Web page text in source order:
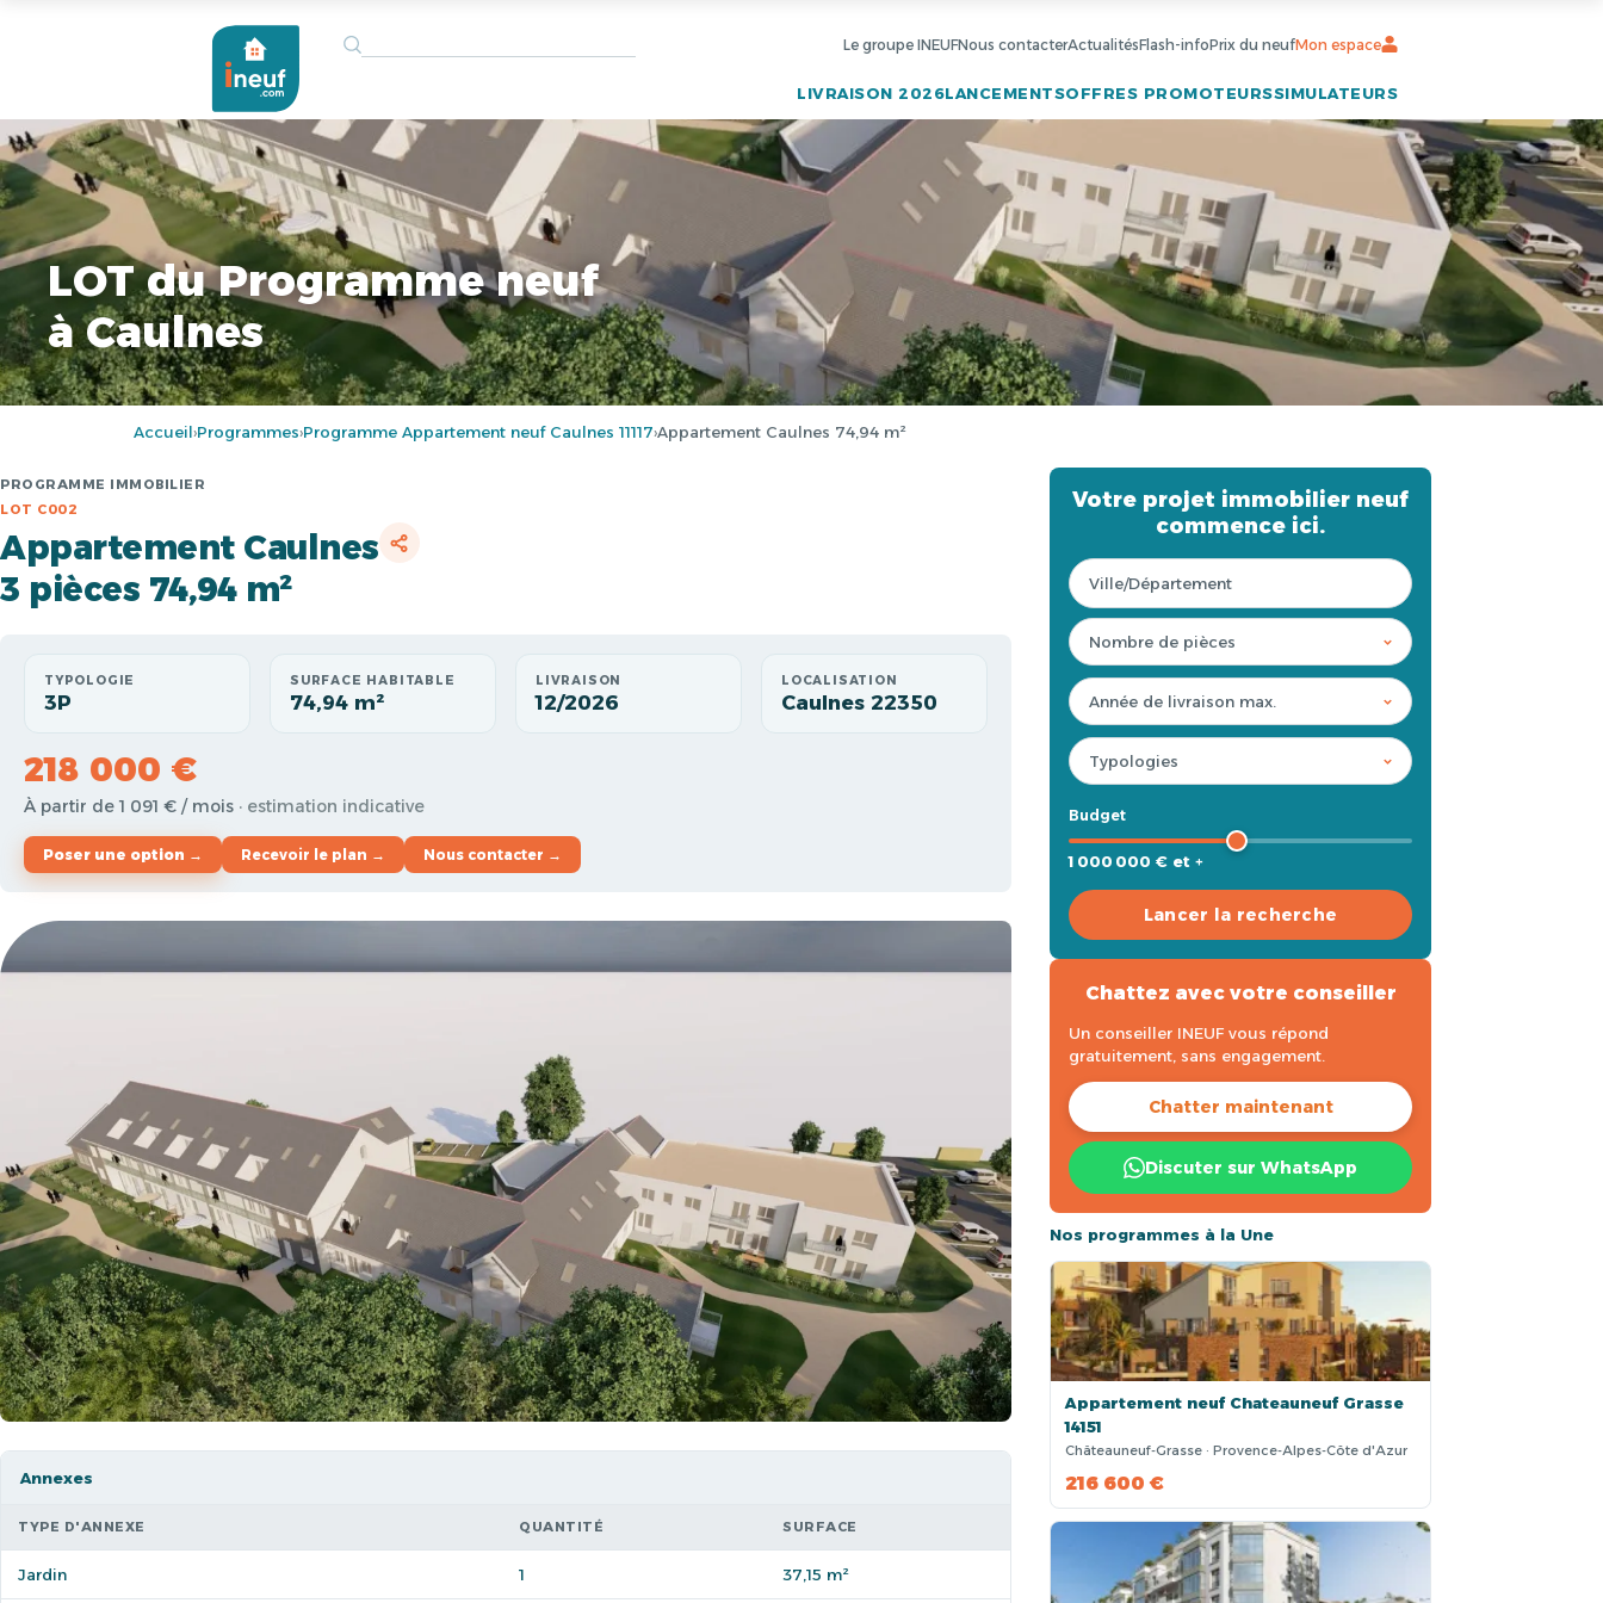
Le groupe INEUFNous contacterActualitésFlash-infoPrix du neufMon espace
LIVRAISON 2026LANCEMENTSOFFRES PROMOTEURSSIMULATEURS
LOT du Programme neuf
à Caulnes
Accueil›Programmes›Programme Appartement neuf Caulnes 11117›Appartement Caulnes 74,94 m²
PROGRAMME IMMOBILIER
LOT C002
Appartement Caulnes
3 pièces 74,94 m²
TYPOLOGIE
3P
SURFACE HABITABLE
74,94 m²
LIVRAISON
12/2026
LOCALISATION
Caulnes 22350
218 000 €
À partir de 1 091 € / mois · estimation indicative
Poser une option → Recevoir le plan → Nous contacter →
Annexes
TYPE D'ANNEXE QUANTITÉ SURFACE
Jardin 1 37,15 m²
Votre projet immobilier neuf
commence ici.
Budget
1 000 000 € et +
Lancer la recherche
Chattez avec votre conseiller
Un conseiller INEUF vous répond
gratuitement, sans engagement.
Chatter maintenant
Discuter sur WhatsApp
Nos programmes à la Une
Appartement neuf Chateauneuf Grasse
14151
Châteauneuf-Grasse · Provence-Alpes-Côte d'Azur
216 600 €